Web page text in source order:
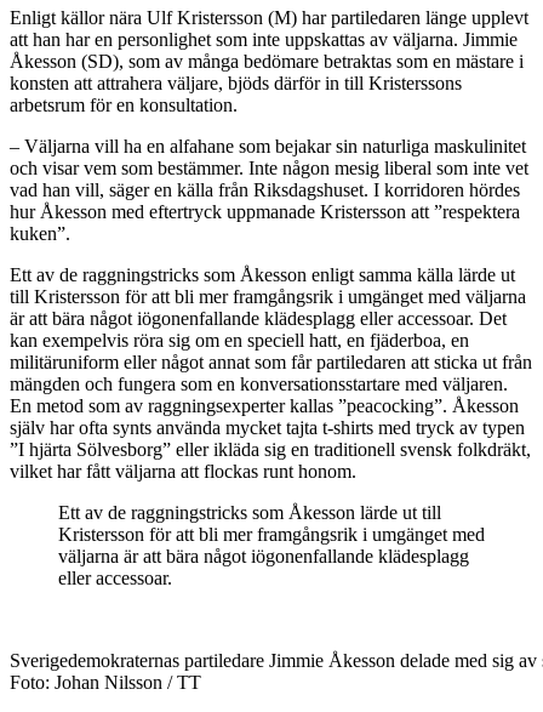
Enligt källor nära Ulf Kristersson (M) har partiledaren länge upplevt
att han har en personlighet som inte uppskattas av väljarna. Jimmie
Åkesson (SD), som av många bedömare betraktas som en mästare i
konsten att attrahera väljare, bjöds därför in till Kristerssons
arbetsrum för en konsultation.
– Väljarna vill ha en alfahane som bejakar sin naturliga maskulinitet
och visar vem som bestämmer. Inte någon mesig liberal som inte vet
vad han vill, säger en källa från Riksdagshuset. I korridoren hördes
hur Åkesson med eftertryck uppmanade Kristersson att ”respektera
kuken”.
Ett av de raggningstricks som Åkesson enligt samma källa lärde ut
till Kristersson för att bli mer framgångsrik i umgänget med väljarna
är att bära något iögonenfallande klädesplagg eller accessoar. Det
kan exempelvis röra sig om en speciell hatt, en fjäderboa, en
militäruniform eller något annat som får partiledaren att sticka ut från
mängden och fungera som en konversationsstartare med väljaren.
En metod som av raggningsexperter kallas ”peacocking”. Åkesson
själv har ofta synts använda mycket tajta t-shirts med tryck av typen
”I hjärta Sölvesborg” eller ikläda sig en traditionell svensk folkdräkt,
vilket har fått väljarna att flockas runt honom.
Ett av de raggningstricks som Åkesson lärde ut till
Kristersson för att bli mer framgångsrik i umgänget med
väljarna är att bära något iögonenfallande klädesplagg
eller accessoar.
Sverigedemokraternas partiledare Jimmie Åkesson delade med sig
Foto: Johan Nilsson / TT